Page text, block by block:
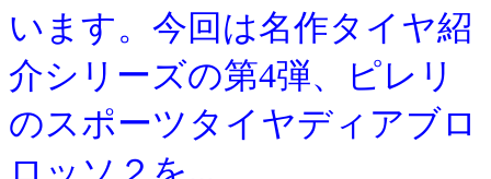
います。今回は名作タイヤ紹
介シリーズの第4弾、ピレリ
のスポーツタイヤディアブロ
ロッソ２を...